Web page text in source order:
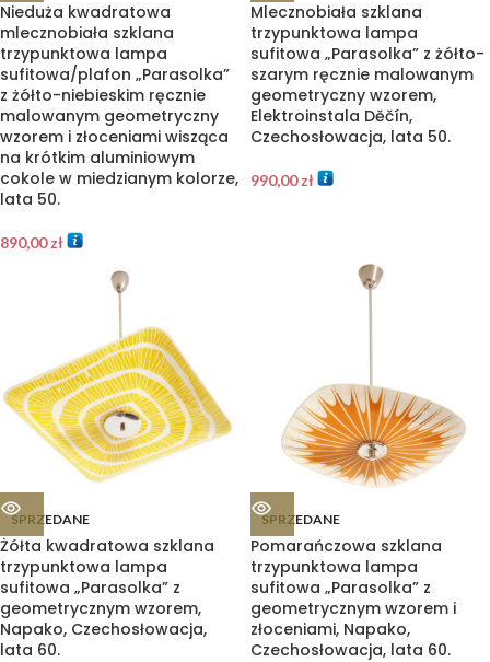
Nieduża kwadratowa
mlecznobiała szklana
trzypunktowa lampa
sufitowa/plafon „Parasolka”
z żółto-niebieskim ręcznie
malowanym geometryczny
wzorem i złoceniami wisząca
na krótkim aluminiowym
cokole w miedzianym kolorze,
lata 50.
890,00zł
Mlecznobiała szklana
trzypunktowa lampa
sufitowa „Parasolka” z żółto-
szarym ręcznie malowanym
geometryczny wzorem,
Elektroinstala Děčín,
Czechosłowacja, lata 50.
990,00zł
SPRZEDANE
Żółta kwadratowa szklana
trzypunktowa lampa
sufitowa „Parasolka” z
geometrycznym wzorem,
Napako, Czechosłowacja,
lata 60.
SPRZEDANE
Pomarańczowa szklana
trzypunktowa lampa
sufitowa „Parasolka” z
geometrycznym wzorem i
złoceniami, Napako,
Czechosłowacja, lata 60.